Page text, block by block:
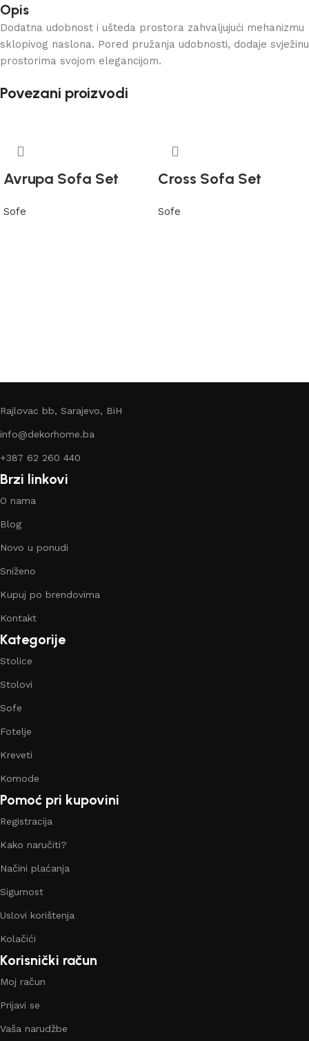
Opis
Dodatna udobnost i ušteda prostora zahvaljujući mehanizmu
sklopivog naslona. Pored pružanja udobnosti, dodaje svježinu
prostorima svojom elegancijom.
Povezani proizvodi
Avrupa Sofa Set
Sofe
Cross Sofa Set
Sofe
Rajlovac bb, Sarajevo, BiH
info@dekorhome.ba
+387 62 260 440
Brzi linkovi
O nama
Blog
Novo u ponudi
Sniženo
Kupuj po brendovima
Kontakt
Kategorije
Stolice
Stolovi
Sofe
Fotelje
Kreveti
Komode
Pomoć pri kupovini
Registracija
Kako naručiti?
Načini plaćanja
Sigurnost
Uslovi korištenja
Kolačići
Korisnički račun
Moj račun
Prijavi se
Vaša narudžbe